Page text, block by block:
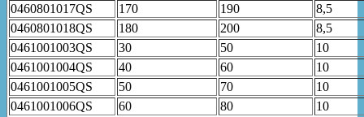
0460801017QS
170 190
8,5
0460801018QS
180 200
8,5
0461001003QS
30 50
10
0461001004QS
40 60
10
0461001005QS
50 70
10
0461001006QS
60 80
10